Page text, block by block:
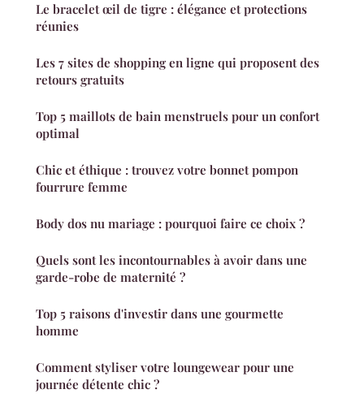
Le bracelet œil de tigre : élégance et protections
réunies
Les 7 sites de shopping en ligne qui proposent des
retours gratuits
Top 5 maillots de bain menstruels pour un confort
optimal
Chic et éthique : trouvez votre bonnet pompon
fourrure femme
Body dos nu mariage : pourquoi faire ce choix ?
Quels sont les incontournables à avoir dans une
garde-robe de maternité ?
Top 5 raisons d'investir dans une gourmette
homme
Comment styliser votre loungewear pour une
journée détente chic ?